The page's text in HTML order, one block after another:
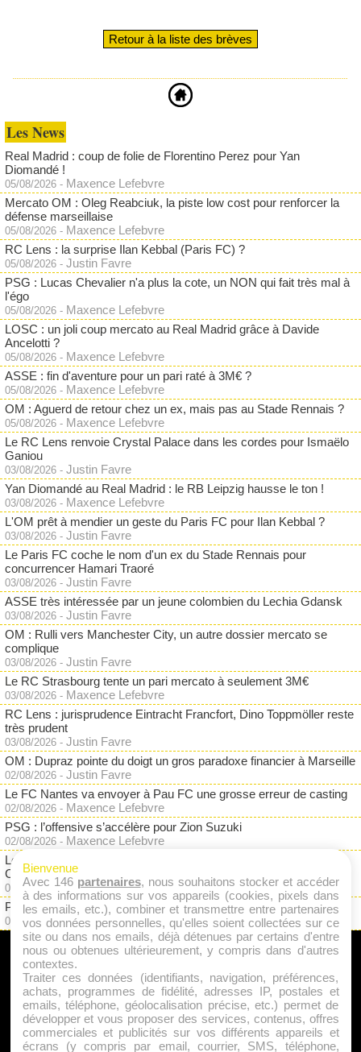
Retour à la liste des brèves
Les News
Real Madrid : coup de folie de Florentino Perez pour Yan
Diomandé !
05/08/2026 - Maxence Lefebvre
Mercato OM : Oleg Reabciuk, la piste low cost pour renforcer la
défense marseillaise
05/08/2026 - Maxence Lefebvre
RC Lens : la surprise Ilan Kebbal (Paris FC) ?
05/08/2026 - Justin Favre
PSG : Lucas Chevalier n'a plus la cote, un NON qui fait très mal à
l'égo
05/08/2026 - Maxence Lefebvre
LOSC : un joli coup mercato au Real Madrid grâce à Davide
Ancelotti ?
05/08/2026 - Maxence Lefebvre
ASSE : fin d'aventure pour un pari raté à 3M€ ?
05/08/2026 - Maxence Lefebvre
OM : Aguerd de retour chez un ex, mais pas au Stade Rennais ?
05/08/2026 - Maxence Lefebvre
Le RC Lens renvoie Crystal Palace dans les cordes pour Ismaëlo
Ganiou
03/08/2026 - Justin Favre
Yan Diomandé au Real Madrid : le RB Leipzig hausse le ton !
03/08/2026 - Maxence Lefebvre
L'OM prêt à mendier un geste du Paris FC pour Ilan Kebbal ?
03/08/2026 - Justin Favre
Le Paris FC coche le nom d'un ex du Stade Rennais pour
concurrencer Hamari Traoré
03/08/2026 - Justin Favre
ASSE très intéressée par un jeune colombien du Lechia Gdansk
03/08/2026 - Justin Favre
OM : Rulli vers Manchester City, un autre dossier mercato se
complique
03/08/2026 - Justin Favre
Le RC Strasbourg tente un pari mercato à seulement 3M€
03/08/2026 - Maxence Lefebvre
RC Lens : jurisprudence Eintracht Francfort, Dino Toppmöller reste
très prudent
03/08/2026 - Justin Favre
OM : Dupraz pointe du doigt un gros paradoxe financier à Marseille
02/08/2026 - Justin Favre
Le FC Nantes va envoyer à Pau FC une grosse erreur de casting
02/08/2026 - Maxence Lefebvre
PSG : l’offensive s’accélère pour Zion Suzuki
02/08/2026 - Maxence Lefebvre
Le Stade Rennais se sépare d'un gros salaire : direction la
Championship
02/08/2026 -Justin Favre
PSG : Randal Kolo Muani, c'est terminé avec Paris !
02/08/2026 -Maxence Lefebvre
A PROPOS
Qui sommes nous ?
Mentions Légales
Publicité
Politique de Cookies
Bienvenue
Avec 146 partenaires, nous souhaitons stocker et accéder
à des informations sur vos appareils (cookies, pixels dans
les emails, etc.), combiner et transmettre entre partenaires
vos données personnelles, qu'elles soient collectées sur ce
site ou dans nos emails, déjà détenues par certains d'entre
nous ou obtenues ultérieurement, y compris dans d'autres
contextes.
Traiter ces données (identifiants, navigation, préférences,
achats, programmes de fidélité, adresses IP, postales et
emails, téléphone, géolocalisation précise, etc.) permet de
développer et vous proposer des services, contenus, offres
commerciales et publicités sur vos différents appareils et
écrans (y compris par email, courrier, SMS, téléphone,